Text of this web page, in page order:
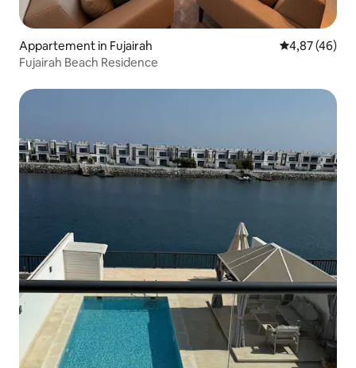
Appartement in Fujairah Gemiddelde
4,87 (46)
Fujairah Beach Residence